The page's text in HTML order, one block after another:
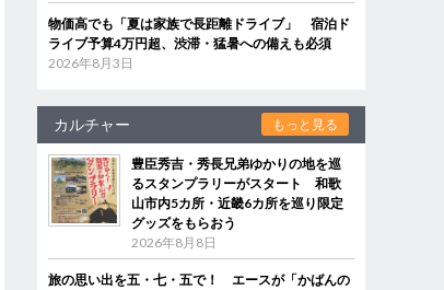
物価高でも「夏は家族で長距離ドライブ」 宿泊ド
ライブ予算4万円超、渋滞・猛暑への備えも必須
2026年8月3日
カルチャー もっと見る
豊臣秀吉・秀長兄弟ゆかりの地を巡
るスタンプラリーがスタート 和歌
山市内5カ所・近畿6カ所を巡り限定
グッズをもらおう
2026年8月8日
旅の思い出を五・七・五で！ エースが「かばんの